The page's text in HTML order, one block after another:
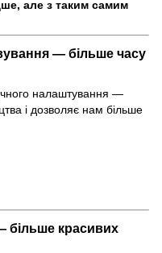
але з таким самим
— більше часу
налаштування —
і дозволяє нам більше
більше красивих